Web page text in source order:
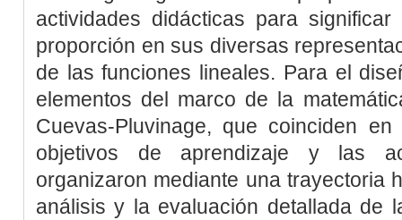
actividades didácticas para
proporción en sus diversas
de las funciones lineales. Para el
elementos del marco de la
Cuevas-Pluvinage, que coinciden
objetivos de aprendizaje y las
organizaron mediante una trayectoria
análisis y la evaluación detallada de